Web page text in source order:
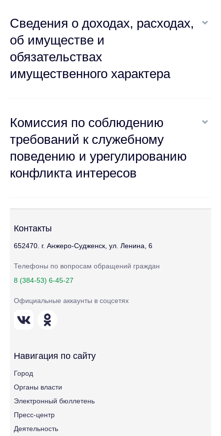
Сведения о доходах, расходах,
об имуществе и
обязательствах
имущественного характера
Комиссия по соблюдению
требований к служебному
поведению и урегулированию
конфликта интересов
Контакты
652470. г. Анжеро-Судженск, ул. Ленина, 6
Телефоны по вопросам обращений граждан
8 (384-53) 6-45-27
Официальные аккаунты в соцсетях
Навигация по сайту
Город
Органы власти
Электронный бюллетень
Пресс-центр
Деятельность